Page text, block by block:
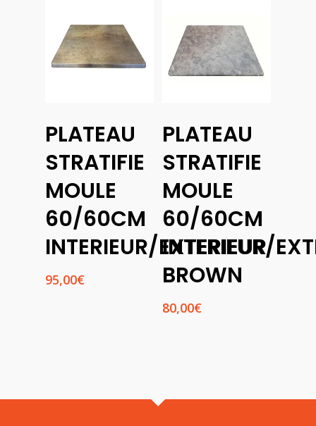
Ajouter
Au
Panier
PLATEAU
STRATIFIE
MOULE
60/60CM
INTERIEUR/EXTERIEUR
95,00€
Ajouter
Au
Panier
PLATEAU
STRATIFIE
MOULE
60/60CM
INTERIEUR/
BROWN
80,00€